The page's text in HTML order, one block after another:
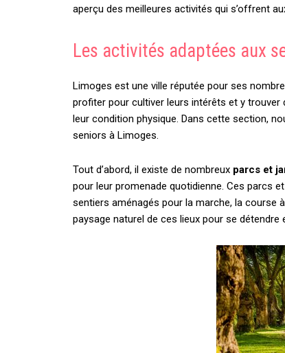
aperçu des meilleures activités qui s’offrent
Les activités adaptées aux
Limoges est une ville réputée pour ses
profiter pour cultiver leurs intérêts et y trouver
leur condition physique. Dans cette section,
seniors à Limoges.
Tout d’abord, il existe de nombreux parcs et
pour leur promenade quotidienne. Ces parcs
sentiers aménagés pour la marche, la course
paysage naturel de ces lieux pour se détendre